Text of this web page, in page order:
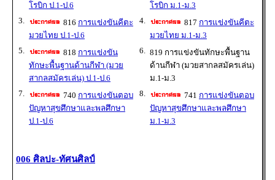
โรบิก ป.1-ป.6
โรบิก ม.1-ม.3
3.
816 การแข่งขันคีตะ
มวยไทย ป.1-ป.6
4. 817 การแข่งขันคีตะ
มวยไทย ม.1-ม.3
5.
818 การแข่งขัน
ทักษะพื้นฐานด้านกีฬา (มวย
สากลสมัครเล่น) ป.1-ป.6
6. 819 การแข่งขันทักษะพื้นฐาน
ด้านกีฬา (มวยสากลสมัครเล่น)
ม.1-ม.3
7.
740 การแข่งขันตอบ
ปัญหาสุขศึกษาและพลศึกษา
ป.1-ป.6
8. 741 การแข่งขันตอบ
ปัญหาสุขศึกษาและพลศึกษา
ม.1-ม.3
006 ศิลปะ-ทัศนศิลป์